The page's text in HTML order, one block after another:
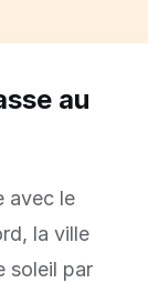
au
avec le
la ville
soleil par